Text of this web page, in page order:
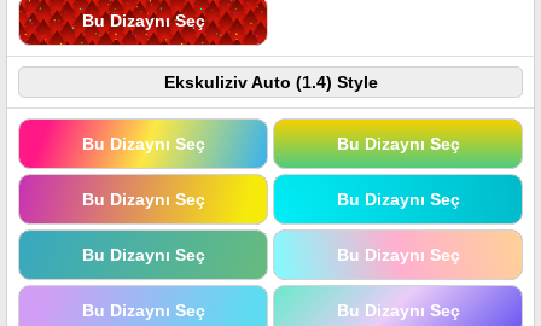
Bu Dizaynı Seç
Ekskuliziv Auto (1.4) Style
Bu Dizaynı Seç Bu Dizaynı Seç
Bu Dizaynı Seç Bu Dizaynı Seç
Bu Dizaynı Seç Bu Dizaynı Seç
Bu Dizaynı Seç Bu Dizaynı Seç